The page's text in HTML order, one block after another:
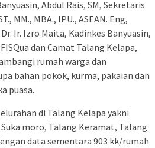
Abdul Rais, SM, Sekretaris
MM., MBA., IPU., ASEAN. Eng,
Ir. Izro Maita, Kadinkes Banyuasin,
dan Camat Talang Kelapa,
rumah warga dan
bahan pokok, kurma, pakaian dan
puasa.
di Talang Kelapa yakni
moro, Talang Keramat, Talang
data sementara 903 kk/rumah